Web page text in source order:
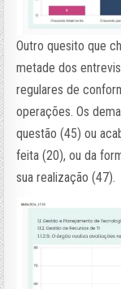
Outro quesito que
metade dos
regulares de
operações. Os
questão (45) ou
feita (20), ou da
sua realização (47).